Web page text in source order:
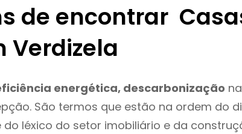
de encontrar
Verdizela
energética, descarbonização
São termos que estão na ordem do
léxico do setor imobiliário e da